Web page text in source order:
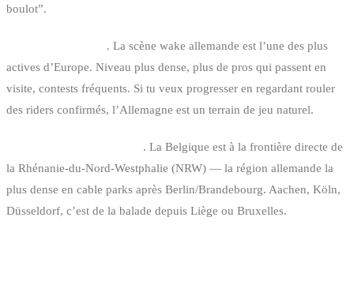
boulot”.
. La scène wake allemande est l’une des plus
actives d’Europe. Niveau plus dense, plus de pros qui passent en
visite, contests fréquents. Si tu veux progresser en regardant rouler
des riders confirmés, l’Allemagne est un terrain de jeu naturel.
. La Belgique est à la frontière directe de
la Rhénanie-du-Nord-Westphalie (NRW) — la région allemande la
plus dense en cable parks après Berlin/Brandebourg. Aachen, Köln,
Düsseldorf, c’est de la balade depuis Liège ou Bruxelles.